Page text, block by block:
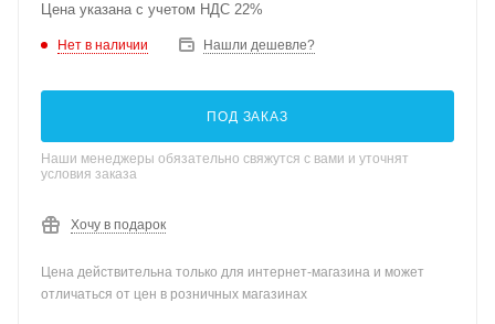
Цена указана с учетом НДС 22%
Нет в наличии Нашли дешевле?
ПОД ЗАКАЗ
Наши менеджеры обязательно свяжутся с вами и уточнят
условия заказа
Хочу в подарок
Цена действительна только для интернет-магазина и может
отличаться от цен в розничных магазинах